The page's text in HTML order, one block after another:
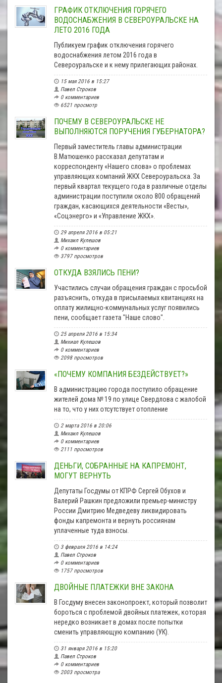
ГРАФИК ОТКЛЮЧЕНИЯ ГОРЯЧЕГО
ВОДОСНАБЖЕНИЯ В СЕВЕРОУРАЛЬСКЕ НА
ЛЕТО 2016 ГОДА
Публикуем график отключения горячего
водоснабжения летом 2016 года в
Североуральске и к нему прилегающих районах.
15 мая 2016 в 15:27
Павел Строков
0 комментариев
6521 просмотр
ПОЧЕМУ В СЕВЕРОУРАЛЬСКЕ НЕ
ВЫПОЛНЯЮТСЯ ПОРУЧЕНИЯ ГУБЕРНАТОРА?
Первый заместитель главы администрации
В.Матюшенко рассказал депутатам и
корреспонденту «Нашего слова» о проблемах
управляющих компаний ЖКХ Североуральска. За
первый квартал текущего года в различные отделы
администрации поступили около 800 обращений
граждан, касающихся деятельности «Весты»,
«Соцэнерго» и «Управление ЖКХ».
29 апреля 2016 в 05:21
Михаил Кулешов
0 комментариев
3797 просмотров
ОТКУДА ВЗЯЛИСЬ ПЕНИ?
Участились случаи обращения граждан с просьбой
разъяснить, откуда в присылаемых квитанциях на
оплату жилищно-коммунальных услуг появились
пени, сообщает газета "Наше слово".
25 апреля 2016 в 15:34
Михиал Кулешов
0 комментариев
2098 просмотров
«ПОЧЕМУ КОМПАНИЯ БЕЗДЕЙСТВУЕТ?»
В администрацию города поступило обращение
жителей дома № 19 по улице Свердлова с жалобой
на то, что у них отсутствует отопление
2 марта 2016 в 20:06
Михаил Кулешов
0 комментариев
2111 просмотров
ДЕНЬГИ, СОБРАННЫЕ НА КАПРЕМОНТ,
МОГУТ ВЕРНУТЬ
Депутаты Госдумы от КПРФ Сергей Обухов и
Валерий Рашкин предложили премьер-министру
России Дмитрию Медведеву ликвидировать
фонды капремонта и вернуть россиянам
уплаченные туда взносы.
3 февраля 2016 в 14:24
Павел Строков
0 комментариев
1757 просмотров
ДВОЙНЫЕ ПЛАТЕЖКИ ВНЕ ЗАКОНА
В Госдуму внесен законопроект, который позволит
бороться с проблемой двойных платежек, которая
нередко возникает в домах после попытки
сменить управляющую компанию (УК).
31 января 2016 в 15:20
Павел Строков
0 комментариев
2003 просмотра